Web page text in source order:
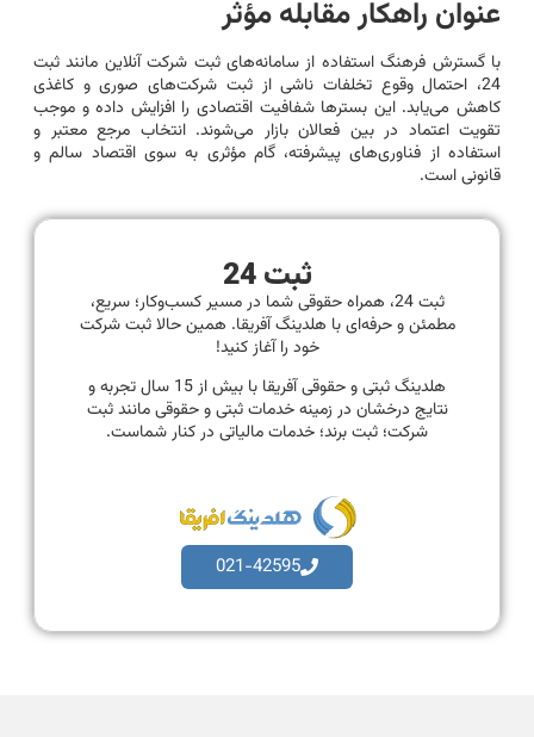
عنوان راهکار مقابله مؤثر
با گسترش فرهنگ استفاده از سامانه‌های ثبت شرکت آنلاین مانند ثبت
24، احتمال وقوع تخلفات ناشی از ثبت شرکت‌های صوری و کاغذی
کاهش می‌یابد. این بسترها شفافیت اقتصادی را افزایش داده و موجب
تقویت اعتماد در بین فعالان بازار می‌شوند. انتخاب مرجع معتبر و
استفاده از فناوری‌های پیشرفته، گام مؤثری به سوی اقتصاد سالم و
قانونی است.
ثبت 24
ثبت 24، همراه حقوقی شما در مسیر کسب‌وکار؛ سریع،
مطمئن و حرفه‌ای با هلدینگ آفریقا. همین حالا ثبت شرکت
خود را آغاز کنید!
هلدینگ ثبتی و حقوقی آفریقا با بیش از 15 سال تجربه و
نتایج درخشان در زمینه خدمات ثبتی و حقوقی مانند ثبت
شرکت؛ ثبت برند؛ خدمات مالیاتی در کنار شماست.
021-42595